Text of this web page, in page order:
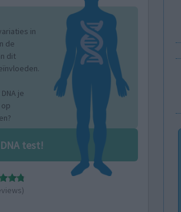
in
de
dit
je
test!